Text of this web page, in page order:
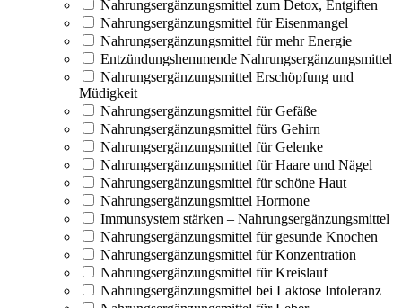
Nahrungsergänzungsmittel zum Detox, Entgiften
Nahrungsergänzungsmittel für Eisenmangel
Nahrungsergänzungsmittel für mehr Energie
Entzündungshemmende Nahrungsergänzungsmittel
Nahrungsergänzungsmittel Erschöpfung und
Müdigkeit
Nahrungsergänzungsmittel für Gefäße
Nahrungsergänzungsmittel fürs Gehirn
Nahrungsergänzungsmittel für Gelenke
Nahrungsergänzungsmittel für Haare und Nägel
Nahrungsergänzungsmittel für schöne Haut
Nahrungsergänzungsmittel Hormone
Immunsystem stärken – Nahrungsergänzungsmittel
Nahrungsergänzungsmittel für gesunde Knochen
Nahrungsergänzungsmittel für Konzentration
Nahrungsergänzungsmittel für Kreislauf
Nahrungsergänzungsmittel bei Laktose Intoleranz